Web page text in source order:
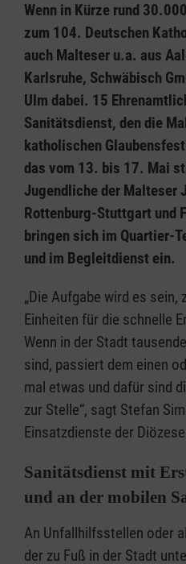
Wenn in Kürze rund
zum 104. Deutschen
auch Malteser u.a. aus
Karlsruhe, Schwäbisch
Ulm dabei. 15
Sanitätsdienst, den die
katholischen
das vom 13. bis 17. Mai
Jugendliche der Malteser
Rottenburg-Stuttgart und
bringen sich im Quartier-
und im Begleitdienst ein.
„Die Aufgabe wird es sein,
Einheiten für die schnelle
Wenn in der Stadt
sind, passiert dem einen
mal etwas und dafür sind
zur Stelle“, sagt Stefan
Einsatzdienste der
Sanitätsdienst mit
und an der mobilen
An Unfallhilfsstellen oder
der zu Fuß in der Stadt